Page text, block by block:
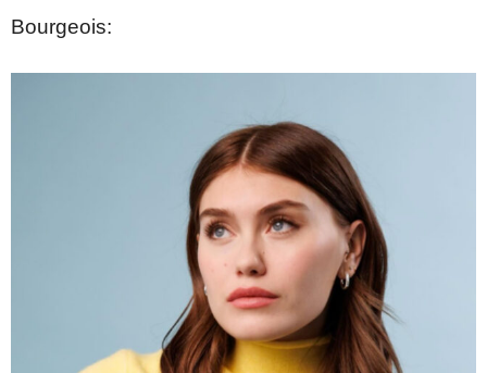
Bourgeois: